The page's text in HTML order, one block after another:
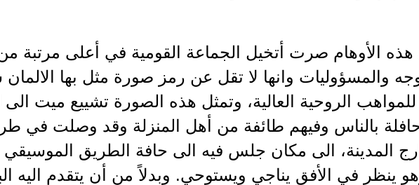
هذه الأوهام صرت أتخيل الجماعة القومية في أعلى مرتبة
والمسؤوليات وانها لا تقل عن رمز صورة مثل بها
للمواهب الروحية العالية، وتمثل هذه الصورة تشييع ميت
حافلة بالناس وفيهم طائفة من أهل المنزلة وقد وصلت في
المدينة، الى مكان جلس فيه الى حافة الطريق الموسيقي
ينظر في الأفق يناجي ويستوحي. وبدلاً من أن يتقدم اليه